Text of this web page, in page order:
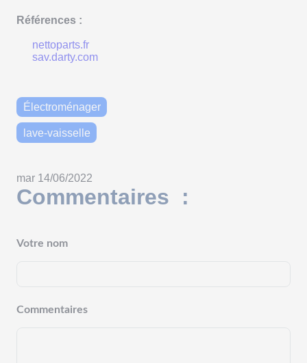
Références :
nettoparts.fr
sav.darty.com
Électroménager
lave-vaisselle
mar 14/06/2022
Commentaires :
Votre nom
Commentaires